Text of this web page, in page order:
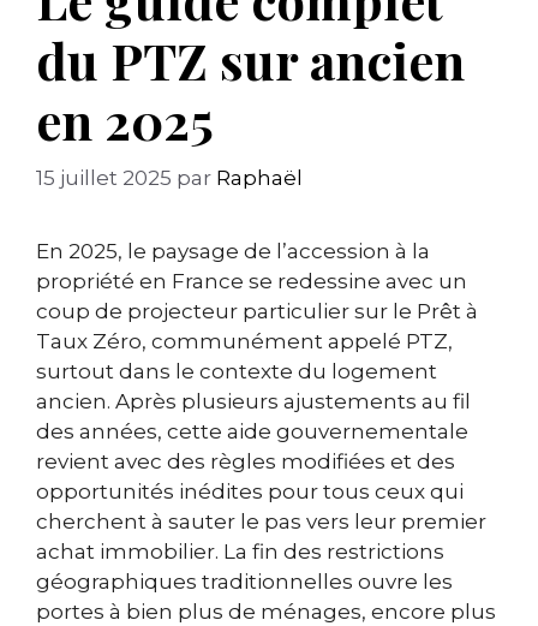
du PTZ sur ancien
en 2025
15 juillet 2025 par Raphaël
En 2025, le paysage de l’accession à la
propriété en France se redessine avec un
coup de projecteur particulier sur le Prêt à
Taux Zéro, communément appelé PTZ,
surtout dans le contexte du logement
ancien. Après plusieurs ajustements au fil
des années, cette aide gouvernementale
revient avec des règles modifiées et des
opportunités inédites pour tous ceux qui
cherchent à sauter le pas vers leur premier
achat immobilier. La fin des restrictions
géographiques traditionnelles ouvre les
portes à bien plus de ménages, encore plus